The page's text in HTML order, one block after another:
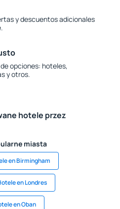
y descuentos adicionales
opciones: hoteles,
y otros.
hotele przez
miasta
en Birmingham
en Londres
en Oban